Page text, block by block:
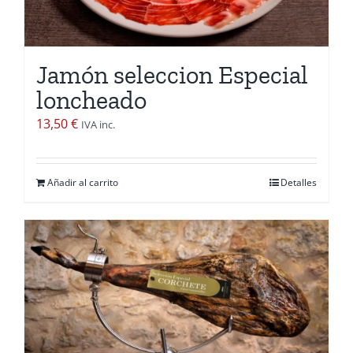
pueden
elegir
la
página
Jamón seleccion Especial
loncheado
13,50€ IVA inc.
Añadir al carrito Detalles